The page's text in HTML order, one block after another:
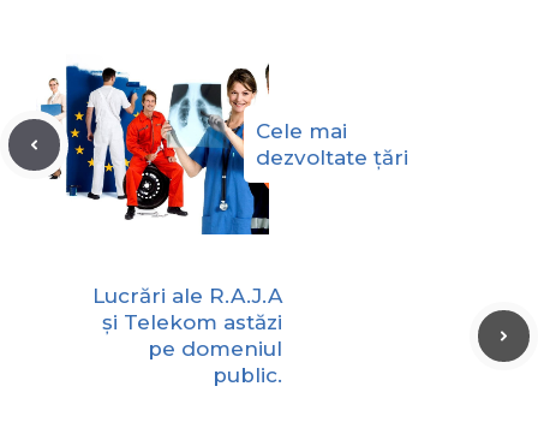
Cele mai
dezvoltate ţări
Lucrări ale R.A.J.A
și Telekom astăzi
pe domeniul
public.